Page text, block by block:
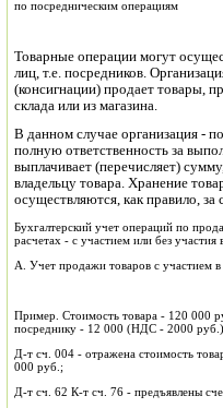
по посредническим операциям
Товарные операции могут
лиц, т.е. посредников.
(консигнации) продает товары,
склада или из магазина.
В данном случае организация -
полную ответственность за
выплачивает (перечисляет)
владельцу товара. Хранение
осуществляются, как правило, за
Бухгалтерский учет операций по
расчетах - с участием или без участия
А. Учет продажи товаров с участием в
Пример. Стоимость товара - 120 000
посреднику - 12 000 (НДС - 2000
Д-т сч. 004 - отражена стоимость
000 руб.;
Д-т сч. 62 К-т сч. 76 - предъявлены